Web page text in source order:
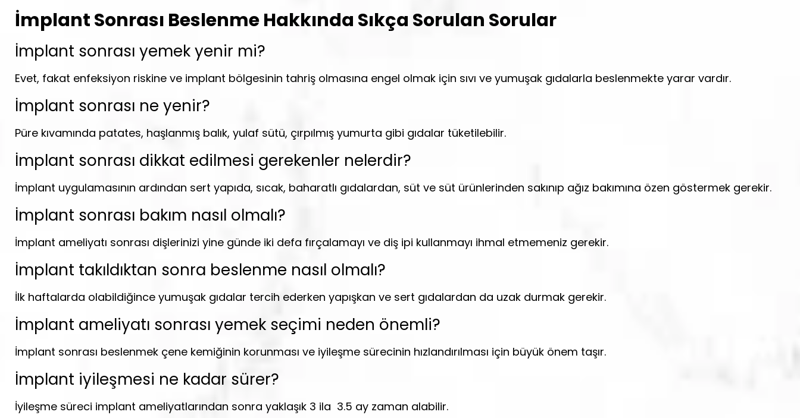
İmplant Sonrası Beslenme Hakkında Sıkça Sorulan Sorular
İmplant sonrası yemek yenir mi?
Evet, fakat enfeksiyon riskine ve implant bölgesinin tahriş olmasına engel olmak için sıvı ve yumuşak gıdalarla beslenmekte yarar vardır.
İmplant sonrası ne yenir?
Püre kıvamında patates, haşlanmış balık, yulaf sütü, çırpılmış yumurta gibi gıdalar tüketilebilir.
İmplant sonrası dikkat edilmesi gerekenler nelerdir?
İmplant uygulamasının ardından sert yapıda, sıcak, baharatlı gıdalardan, süt ve süt ürünlerinden sakınıp ağız bakımına özen göstermek gerekir.
İmplant sonrası bakım nasıl olmalı?
İmplant ameliyatı sonrası dişlerinizi yine günde iki defa fırçalamayı ve diş ipi kullanmayı ihmal etmemeniz gerekir.
İmplant takıldıktan sonra beslenme nasıl olmalı?
İlk haftalarda olabildiğince yumuşak gıdalar tercih ederken yapışkan ve sert gıdalardan da uzak durmak gerekir.
İmplant ameliyatı sonrası yemek seçimi neden önemli?
İmplant sonrası beslenmek çene kemiğinin korunması ve iyileşme sürecinin hızlandırılması için büyük önem taşır.
İmplant iyileşmesi ne kadar sürer?
İyileşme süreci implant ameliyatlarından sonra yaklaşık 3 ila 3.5 ay zaman alabilir.